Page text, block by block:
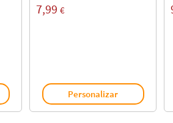
7,99 €
Personalizar